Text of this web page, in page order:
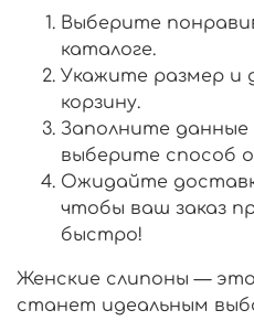
Выберите
каталоге.
Укажите размер и
корзину.
Заполните данные
выберите способ
Ожидайте
чтобы ваш заказ
быстро!
Женские слипоны —
станет идеальным